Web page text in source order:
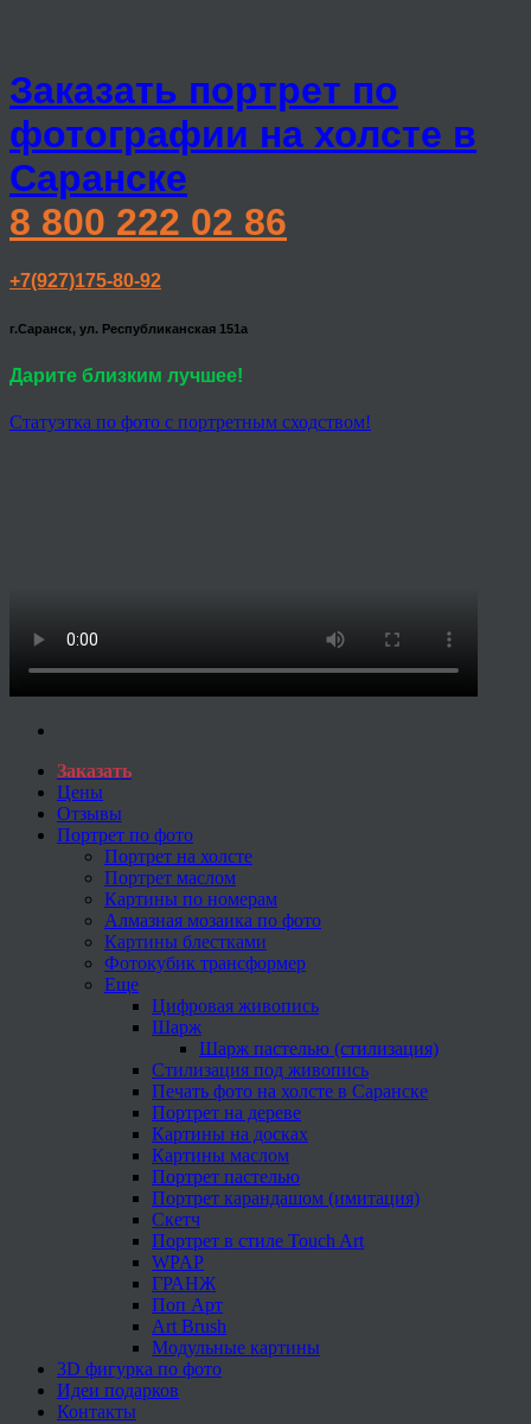
Заказать портрет по
фотографии на холсте в
Саранске
8 800 222 02 86
+7(927)175-80-92
г.Саранск, ул. Республиканская 151а
Дарите близким лучшее!
Статуэтка по фото с портретным сходством!
Заказать
Цены
Отзывы
Портрет по фото
Портрет на холсте
Портрет маслом
Картины по номерам
Алмазная мозаика по фото
Картины блестками
Фотокубик трансформер
Еще
Цифровая живопись
Шарж
Шарж пастелью (стилизация)
Стилизация под живопись
Печать фото на холсте в Саранске
Портрет на дереве
Картины на досках
Картины маслом
Портрет пастелью
Портрет карандашом (имитация)
Скетч
Портрет в стиле Touch Art
WPAP
ГРАНЖ
Поп Арт
Art Brush
Модульные картины
3D фигурка по фото
Идеи подарков
Контакты